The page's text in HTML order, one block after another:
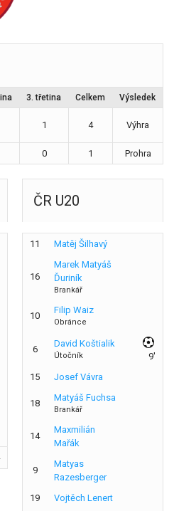
3. třetina Celkem Výsledek
1 4 Výhra
0 1 Prohra
ČR U20
11 Matěj Šilhavý
16
Marek Matyáš
Ďuriník
Brankář
10
Filip Waiz
Obránce
6
David Koštialik
Útočník
9'
15
Josef Vávra
18
Matyáš Fuchsa
Brankář
14
Maxmilián
Mařák
9
Matyas
Razesberger
19
Vojtěch Lenert